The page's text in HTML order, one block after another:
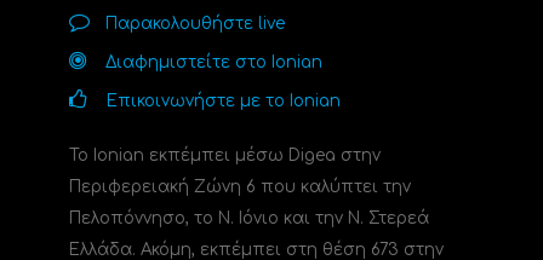
Παρακολουθήστε live
Διαφημιστείτε στο Ionian
Επικοινωνήστε με το Ionian
Το Ionian εκπέμπει μέσω Digea στην
Περιφερειακή Ζώνη 6 που καλύπτει την
Πελοπόννησο, το N. Ιόνιο και την Ν. Στερεά
Ελλάδα. Ακόμη, εκπέμπει στη θέση 673 στην